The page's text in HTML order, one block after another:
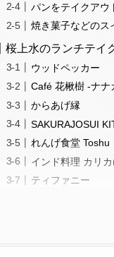
パンをテイクアウ
焼き菓子などのス
桜上水のランチテイ
ウッドペッカー
Café 花楸樹 -ナナ
からあげ縁
SAKURAJOSUI
れんげ食堂 Toshu
インド料理 カリ
ティファニー